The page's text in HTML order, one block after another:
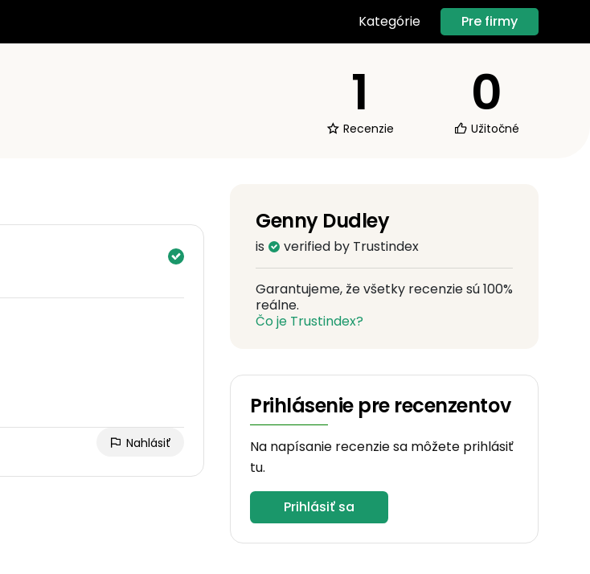
Kategórie Pre firmy
1
Recenzie
0
Užitočné
Nahlásiť
Genny Dudley
is verified by Trustindex
Garantujeme, že všetky recenzie sú 100%
reálne.
Čo je Trustindex?
Prihlásenie pre recenzentov
Na napísanie recenzie sa môžete prihlásiť
tu.
Prihlásiť sa